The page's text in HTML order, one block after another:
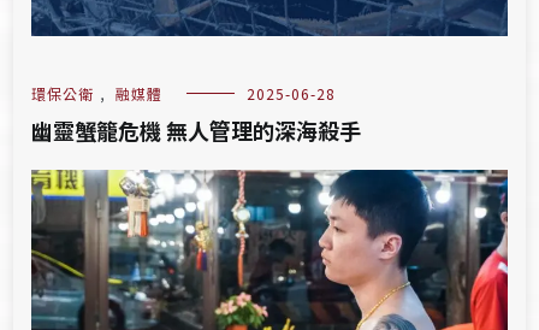
環保公衛 , 融媒體 2025-06-28
幽靈蟹籠危機 無人管理的深海殺手